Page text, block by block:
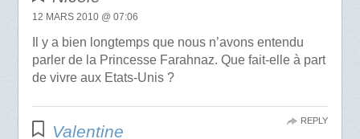
12 MARS 2010 @ 07:06
Il y a bien longtemps que nous n’avons entendu
parler de la Princesse Farahnaz. Que fait-elle à part
de vivre aux Etats-Unis ?
Valentine
REPLY